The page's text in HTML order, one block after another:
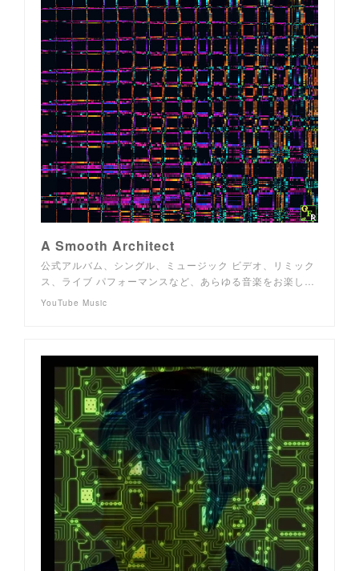
A Smooth Architect
公式アルバム、シングル、ミュージック ビデオ、リミック
ス、ライブ パフォーマンスなど、あらゆる音楽をお楽し…
YouTube Music